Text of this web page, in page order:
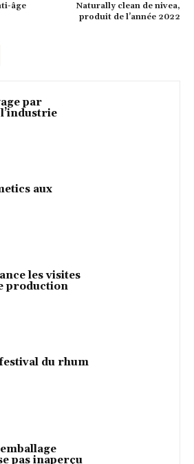
âge
Naturally clean de nivea,
produit de l’année 2022
par
aux
les visites
production
du rhum
pas inaperçu